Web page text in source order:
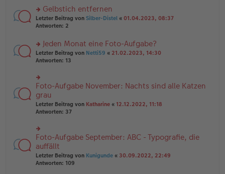
tr
a
g
e
n
er
tr
a
g
n
g
el
e
n
er
tr
a
g
rs
te
n
g
el
e
n
er
B
ei
tr
g
Gelbstich entfernen
Letzter Beitrag von Silber-Distel « 01.04.2023, 08:37
Antworten: 2
rs
te
u
n
g
el
es
e
er
B
tr
a
g
Jeden Monat eine Foto-Aufgabe?
Letzter Beitrag von Netti59 « 21.02.2023, 14:30
Antworten: 13
rs
te
r
u
n
el
es
e
n
er
Foto-Aufgabe November: Nachts sind alle Katzen
grau
Letzter Beitrag von Katharine « 12.12.2022, 11:18
Antworten: 37
rs
te
r
u
n
Foto-Aufgabe September: ABC - Typografie, die
auffällt
Letzter Beitrag von Kunigunde « 30.09.2022, 22:49
Antworten: 109